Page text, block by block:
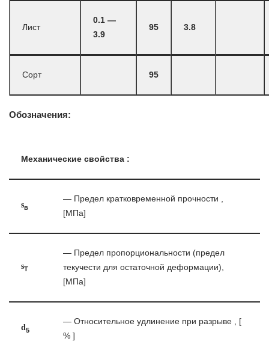
Лист
0.1 —
3.9
95 3.8
Сорт 95
Обозначения:
Механические свойства :
sв
— Предел кратковременной прочности ,
[МПа]
sT
— Предел пропорциональности (предел
текучести для остаточной деформации),
[МПа]
d5
— Относительное удлинение при разрыве , [
% ]